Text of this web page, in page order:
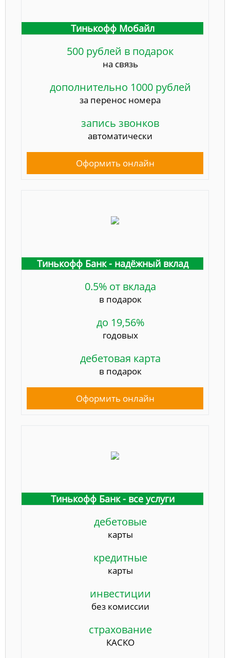
Тинькофф Мобайл
500 рублей в подарок
на связь
дополнительно 1000 рублей
за перенос номера
запись звонков
автоматически
Оформить онлайн
Тинькофф Банк - надёжный вклад
0.5% от вклада
в подарок
до 19,56%
годовых
дебетовая карта
в подарок
Оформить онлайн
Тинькофф Банк - все услуги
дебетовые
карты
кредитные
карты
инвестиции
без комиссии
страхование
КАСКО